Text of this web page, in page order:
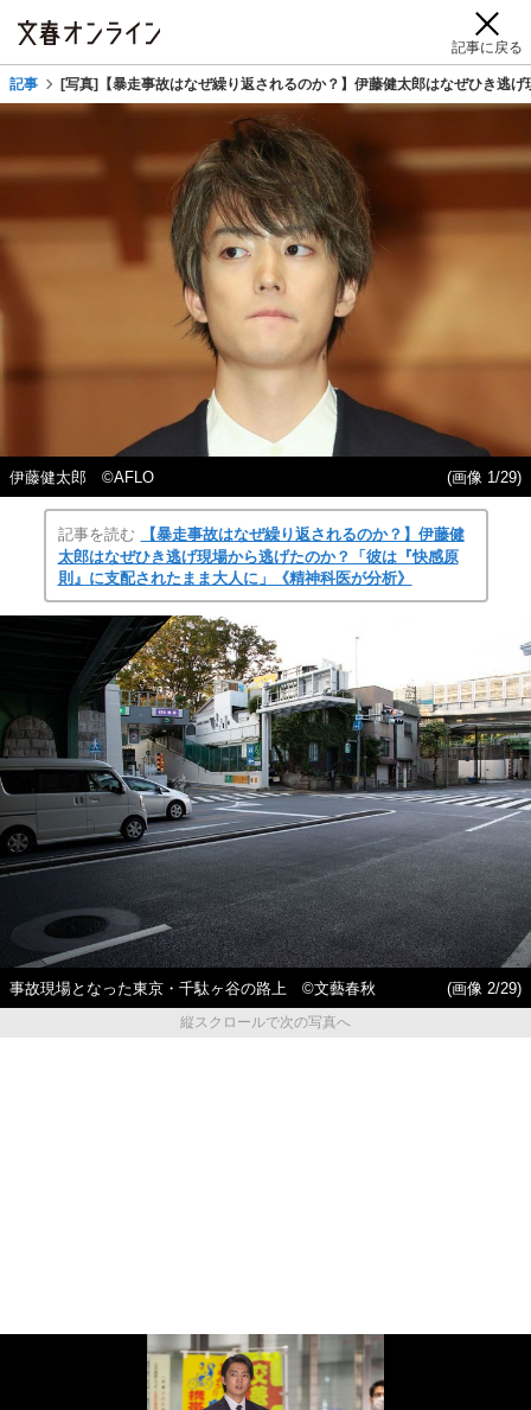
記事に戻る
記事 [写真]【暴走事故はなぜ繰り返されるのか？】伊藤健太郎はなぜひき逃
伊藤健太郎 ©AFLO (画像 1/29)
記事を読む
【暴走事故はなぜ繰り返されるのか？】伊藤健
太郎はなぜひき逃げ現場から逃げたのか？「彼は『快感原
則』に支配されたまま大人に」《精神科医が分析》
事故現場となった東京・千駄ヶ谷の路上 ©文藝春秋
(画像 2/29)
縦スクロールで次の写真へ